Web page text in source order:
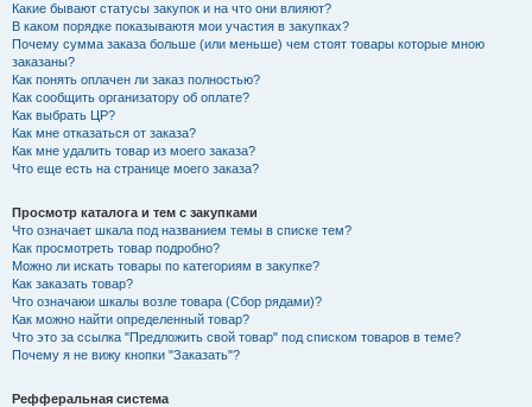
Какие бывают статусы закупок и на что они влияют?
В каком порядке показываютя мои участия в закупках?
Почему сумма заказа больше (или меньше) чем стоят товары которые мною
заказаны?
Как понять оплачен ли заказ полностью?
Как сообщить организатору об оплате?
Как выбрать ЦР?
Как мне отказаться от заказа?
Как мне удалить товар из моего заказа?
Что еще есть на странице моего заказа?
Просмотр каталога и тем с закупками
Что означает шкала под названием темы в списке тем?
Как просмотреть товар подробно?
Можно ли искать товары по категориям в закупке?
Как заказать товар?
Что означаюи шкалы возле товара (Сбор рядами)?
Как можно найти определенный товар?
Что это за ссылка "Предложить свой товар" под списком товаров в теме?
Почему я не вижу кнопки "Заказать"?
Рефферальная система